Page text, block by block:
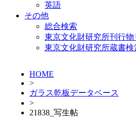
英語
その他
総合検索
東京文化財研究所刊行物
東京文化財研究所蔵書検
HOME
>
ガラス乾板データベース
>
21838_写生帖